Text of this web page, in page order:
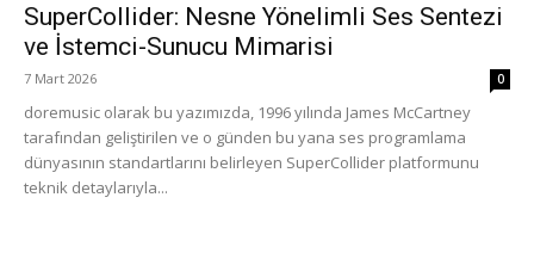
SuperCollider: Nesne Yönelimli Ses Sentezi
ve İstemci-Sunucu Mimarisi
7 Mart 2026 0
doremusic olarak bu yazımızda, 1996 yılında James McCartney
tarafından geliştirilen ve o günden bu yana ses programlama
dünyasının standartlarını belirleyen SuperCollider platformunu
teknik detaylarıyla...